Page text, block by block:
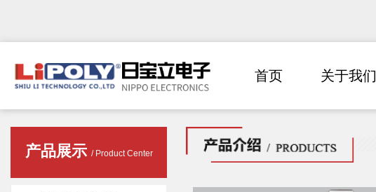
首页 关于我们
产品展示 / Product Center